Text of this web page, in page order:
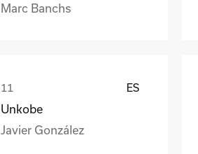
Marc Banchs
ES
Unkobe
Javier González